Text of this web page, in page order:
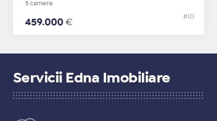
5 camere
459.000 €
#10
Servicii Edna Imobiliare